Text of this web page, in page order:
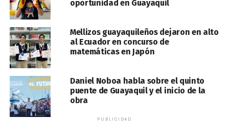
oportunidad en Guayaquil
Mellizos guayaquileños dejaron en alto
al Ecuador en concurso de
matemáticas en Japón
Daniel Noboa habla sobre el quinto
puente de Guayaquil y el inicio de la
obra
PUBLICIDAD